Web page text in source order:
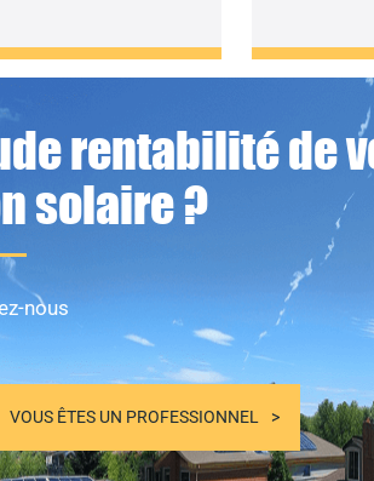
rentabilité de
solaire ?
nous
VOUS ÊTES UN PROFESSIONNEL